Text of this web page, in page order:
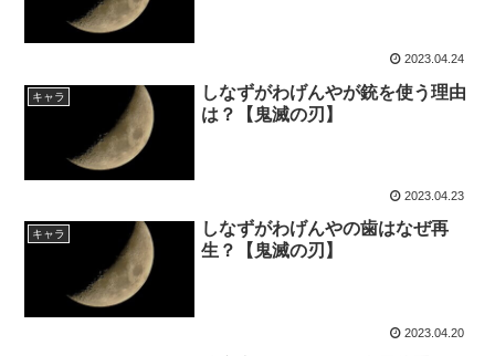
2023.04.24
キャラ
しなずがわげんやが銃を使う理由
は？【鬼滅の刃】
2023.04.23
キャラ
しなずがわげんやの歯はなぜ再
生？【鬼滅の刃】
2023.04.20